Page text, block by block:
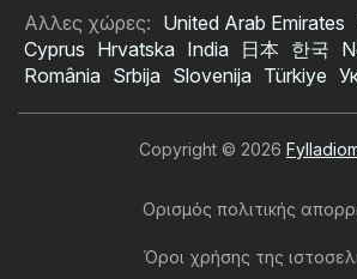
Αλλες χώρες: United Arab Emirates
Cyprus Hrvatska India 日本 한국
România Srbija Slovenija Türkiye
Copyright © 2026
Ορισμός πολιτικής
Όροι χρήσης της